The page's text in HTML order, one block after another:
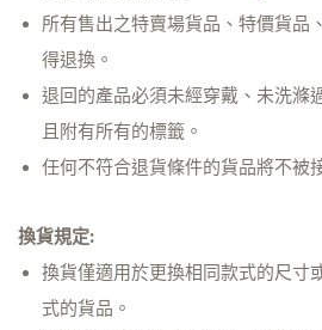
所有售出之特賣場貨品、特價貨品
得退換。
退回的產品必須未經穿戴、未洗滌
且附有所有的標籤。
任何不符合退貨條件的貨品將不被
換貨規定:
換貨僅適用於更換相同款式的尺寸
式的貨品。